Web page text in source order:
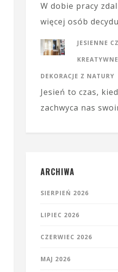
W dobie pracy
więcej osób
JESIENNE
DEKORACJE Z NATURY
Jesień to czas,
zachwyca nas
ARCHIWA
SIERPIEŃ 2026
LIPIEC 2026
CZERWIEC 2026
MAJ 2026